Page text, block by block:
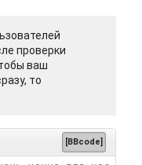
проверки
ваш
то
[BBcode]